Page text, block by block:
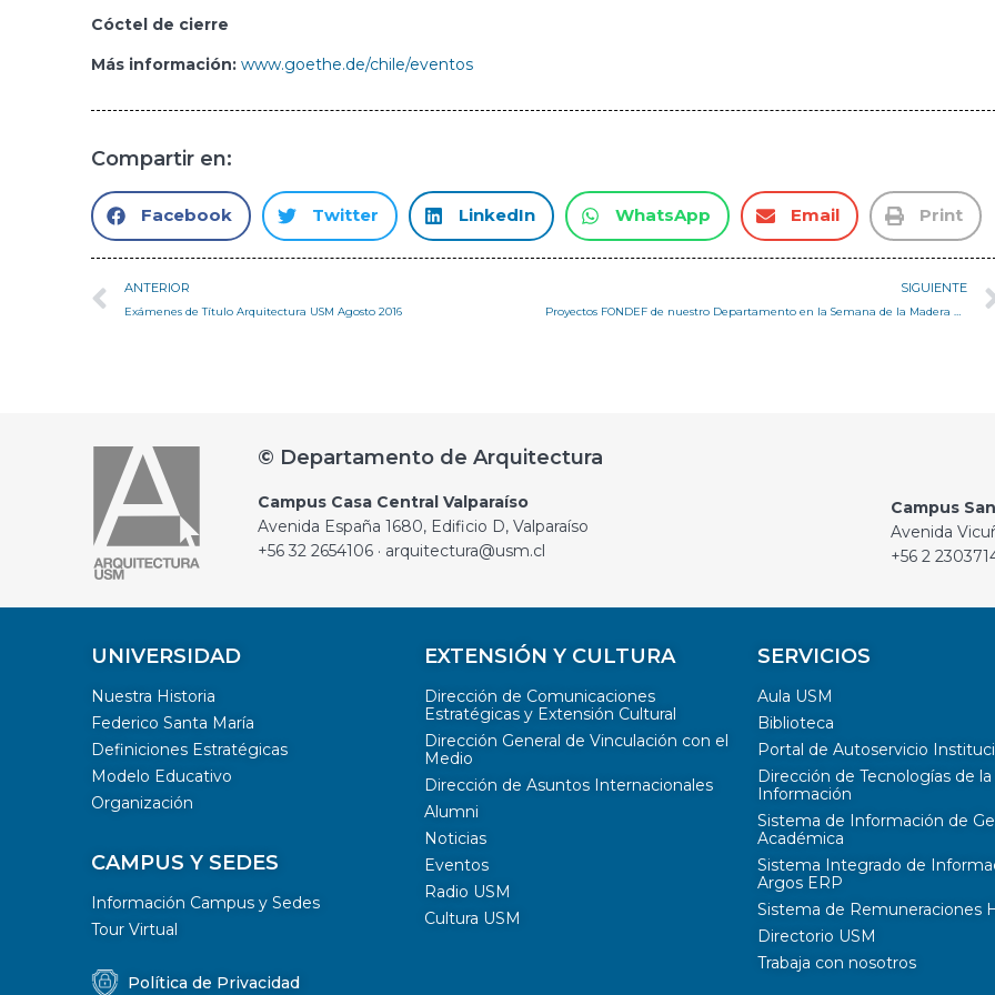
Cóctel de cierre
Más información: www.goethe.de/chile/eventos
Compartir en:
Facebook Twitter LinkedIn WhatsApp Email Print
ANTERIOR
Exámenes de Título Arquitectura USM Agosto 2016
SIGUIENTE
© Departamento de Arquitectura
Campus Casa Central Valparaíso
Avenida España 1680, Edificio D, Valparaíso
+56 32 2654106 · arquitectura@usm.cl
Campus
Avenida
+56 2
UNIVERSIDAD
Nuestra Historia
Federico Santa María
Definiciones Estratégicas
Modelo Educativo
Organización
CAMPUS Y SEDES
Información Campus y Sedes
Tour Virtual
Política de Privacidad
EXTENSIÓN Y CULTURA
Dirección de Comunicaciones
Estratégicas y Extensión Cultural
Dirección General de Vinculación con el
Medio
Dirección de Asuntos Internacionales
Alumni
Noticias
Eventos
Radio USM
Cultura USM
SERVICIOS
Aula USM
Biblioteca
Portal de Autoservicio
Dirección de Tecnologías de la
Información
Sistema de Información de
Académica
Sistema Integrado de
Argos ERP
Sistema de Remuneraciones
Directorio USM
Trabaja con nosotros